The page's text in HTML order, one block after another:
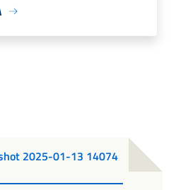
2025-01-13 14074